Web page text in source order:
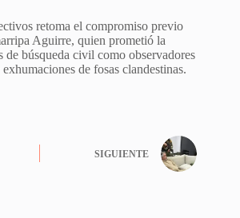
retoma el compromiso previo
Aguirre, quien prometió la
de búsqueda civil como observadores
de fosas clandestinas.
SIGUIENTE